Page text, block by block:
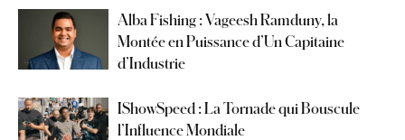
Alba Fishing : Vageesh Ramduny, la
Montée en Puissance d’Un Capitaine
d’Industrie
IShowSpeed : La Tornade qui Bouscule
l’Influence Mondiale